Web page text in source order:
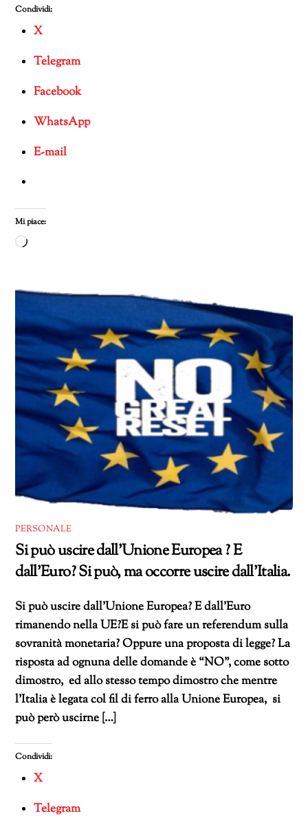
Condividi:
X
Telegram
Facebook
WhatsApp
E-mail
Mi piace:
Caricamento
PERSONALE
Si può uscire dall’Unione Europea ? E
dall’Euro? Si può, ma occorre uscire dall’Italia.
Si può uscire dall’Unione Europea? E dall’Euro
rimanendo nella UE?E si può fare un referendum sulla
sovranità monetaria? Oppure una proposta di legge? La
risposta ad ognuna delle domande è “NO”, come sotto
dimostro, ed allo stesso tempo dimostro che mentre
l’Italia è legata col fil di ferro alla Unione Europea, si
può però uscirne […]
Condividi:
X
Telegram